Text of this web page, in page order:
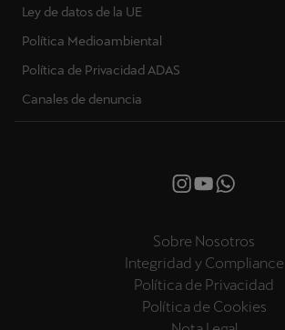
Ley de datos de la UE
Política Medioambiental
Política de Privacidad ADAS
Canales de denuncia
Sobre Nosotros
Integridad y Compliance
Política de Privacidad
Política de Cookies